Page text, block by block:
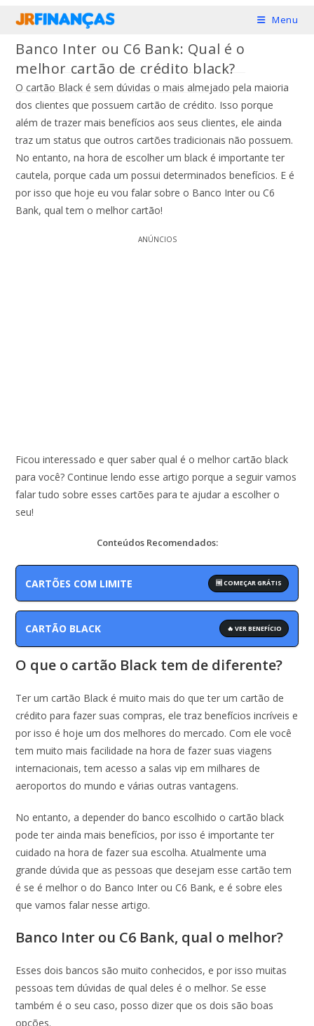
conteúdo
Menu
Banco Inter ou C6 Bank: Qual é o
melhor cartão de crédito black?
O cartão Black é sem dúvidas o mais almejado pela maioria
dos clientes que possuem cartão de crédito. Isso porque
além de trazer mais benefícios aos seus clientes, ele ainda
traz um status que outros cartões tradicionais não possuem.
No entanto, na hora de escolher um black é importante ter
cautela, porque cada um possui determinados benefícios. E é
por isso que hoje eu vou falar sobre o Banco Inter ou C6
Bank, qual tem o melhor cartão!
ANÚNCIOS
Ficou interessado e quer saber qual é o melhor cartão black
para você? Continue lendo esse artigo porque a seguir vamos
falar tudo sobre esses cartões para te ajudar a escolher o
seu!
Conteúdos Recomendados:
CARTÕES COM LIMITE 🆓 COMEÇAR GRÁTIS
CARTÃO BLACK 🔥 VER BENEFÍCIO
O que o cartão Black tem de diferente?
Ter um cartão Black é muito mais do que ter um cartão de
crédito para fazer suas compras, ele traz benefícios incríveis e
por isso é hoje um dos melhores do mercado. Com ele você
tem muito mais facilidade na hora de fazer suas viagens
internacionais, tem acesso a salas vip em milhares de
aeroportos do mundo e várias outras vantagens.
No entanto, a depender do banco escolhido o cartão black
pode ter ainda mais benefícios, por isso é importante ter
cuidado na hora de fazer sua escolha. Atualmente uma
grande dúvida que as pessoas que desejam esse cartão tem
é se é melhor o do Banco Inter ou C6 Bank, e é sobre eles
que vamos falar nesse artigo.
Banco Inter ou C6 Bank, qual o melhor?
Esses dois bancos são muito conhecidos, e por isso muitas
pessoas tem dúvidas de qual deles é o melhor. Se esse
também é o seu caso, posso dizer que os dois são boas
opções.